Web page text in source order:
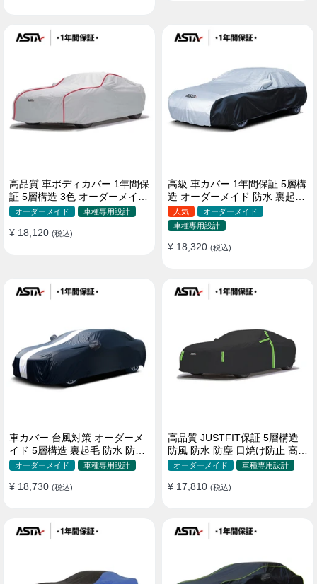
高品質 車ボディカバー 1年間保
証 5層構造 3色 オーダーメイド
裏起毛 防風防水 四季
オーダーメイド 車種専用設計
¥ 18,120 (税込)
高級 車カバー 1年間保証 5層構
造 オーダーメイド 防水 裏起毛
台風対策 黄砂対策 車種専用
人気
オーダーメイド
車種専用設計
¥ 18,320 (税込)
車カバー 台風対策 オーダーメ
イド 5層構造 裏起毛 防水 防雨
軽/普自動車 SUV対応 おすすめ
オーダーメイド 車種専用設計
¥ 18,730 (税込)
高品質 JUSTFIT保証 5層構造
防風 防水 防塵 日焼け防止 高級
ボディカバー
オーダーメイド 車種専用設計
¥ 17,810 (税込)